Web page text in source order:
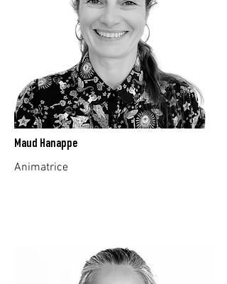
Maud Hanappe
Animatrice